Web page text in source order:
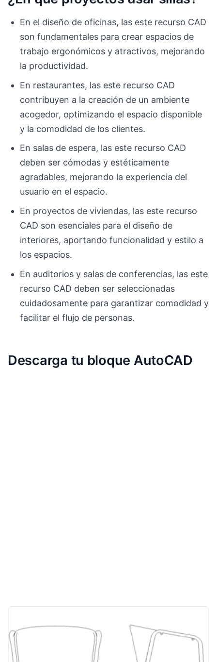
En el diseño de oficinas, las este recurso CAD
son fundamentales para crear espacios de
trabajo ergonómicos y atractivos, mejorando
la productividad.
En restaurantes, las este recurso CAD
contribuyen a la creación de un ambiente
acogedor, optimizando el espacio disponible
y la comodidad de los clientes.
En salas de espera, las este recurso CAD
deben ser cómodas y estéticamente
agradables, mejorando la experiencia del
usuario en el espacio.
En proyectos de viviendas, las este recurso
CAD son esenciales para el diseño de
interiores, aportando funcionalidad y estilo a
los espacios.
En auditorios y salas de conferencias, las este
recurso CAD deben ser seleccionadas
cuidadosamente para garantizar comodidad y
facilitar el flujo de personas.
Descarga tu bloque AutoCAD